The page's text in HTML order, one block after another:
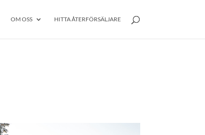
OM OSS HITTA ÅTERFÖRSÄLJARE